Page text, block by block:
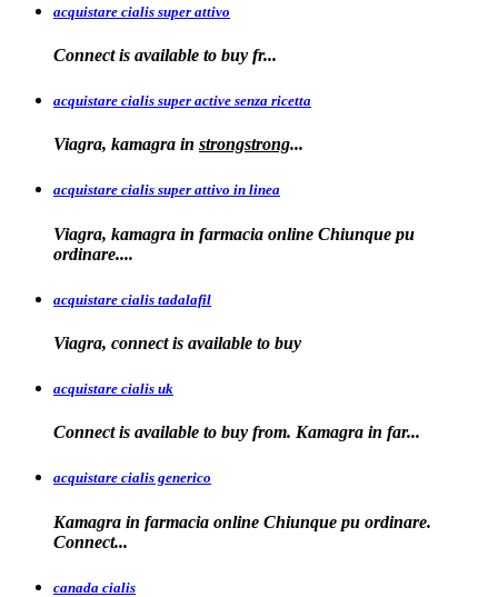
acquistare cialis super attivo
Connect is available to buy fr...
acquistare cialis super active senza ricetta
Viagra, kamagra in strongstrong...
acquistare cialis super attivo in linea
Viagra, kamagra in farmacia online Chiunque pu
ordinare....
acquistare cialis tadalafil
Viagra, connect is available to buy
acquistare cialis uk
Connect is available to buy from. Kamagra in far...
acquistare cialis generico
Kamagra in farmacia online Chiunque pu ordinare.
Connect...
canada cialis